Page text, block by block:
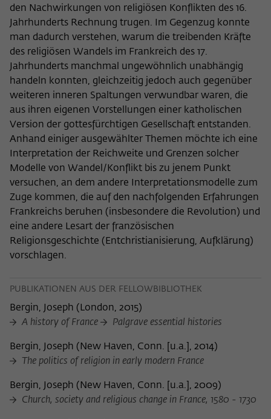
den Nachwirkungen von religiösen Konflikten des 16.
Jahrhunderts Rechnung trugen. Im Gegenzug konnte
man dadurch verstehen, warum die treibenden Kräfte
des religiösen Wandels im Frankreich des 17.
Jahrhunderts manchmal ungewöhnlich unabhängig
handeln konnten, gleichzeitig jedoch auch gegenüber
weiteren inneren Spaltungen verwundbar waren, die
aus ihren eigenen Vorstellungen einer katholischen
Version der gottesfürchtigen Gesellschaft entstanden.
Anhand einiger ausgewählter Themen möchte ich eine
Interpretation der Reichweite und Grenzen solcher
Modelle von Wandel/Konflikt bis zu jenem Punkt
versuchen, an dem andere Interpretationsmodelle zum
Zuge kommen, die auf den nachfolgenden Erfahrungen
Frankreichs beruhen (insbesondere die Revolution) und
eine andere Lesart der französischen
Religionsgeschichte (Entchristianisierung, Aufklärung)
vorschlagen.
PUBLIKATIONEN AUS DER FELLOWBIBLIOTHEK
Bergin, Joseph ( London, 2015)
A history of France
Palgrave essential histories
Bergin, Joseph ( New Haven, Conn. [u.a.], 2014)
The politics of religion in early modern France
Bergin, Joseph ( New Haven, Conn. [u.a.], 2009)
Church, society and religious change in France, 1580 - 1730